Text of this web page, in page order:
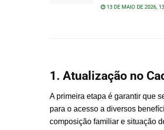
13 DE MAIO DE 2026,
1. Atualização no
A primeira etapa é garantir que
para o acesso a diversos
composição familiar e situação